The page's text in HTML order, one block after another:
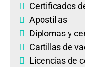
Certificados
Apostillas
Diplomasy
Cartillas de
Licencias de